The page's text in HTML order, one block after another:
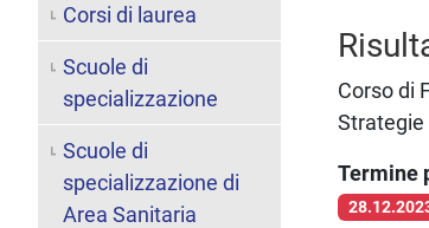
Corso di
Strategie
Termine
Corsi di laurea
Scuole di
specializzazione
Scuole di
specializzazione di
Area Sanitaria